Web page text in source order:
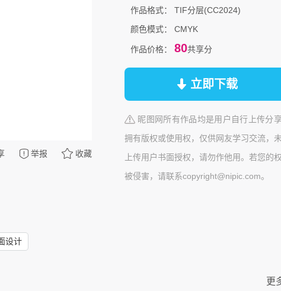
举报 收藏
作品格式：
TIF分层(CC2024)
颜色模式：
CMYK
作品价格： 80共享分
立即下载
昵图网所有作品均是用户自行上传分
拥有版权或使用权，仅供网友学习交流，
上传用户书面授权，请勿作他用。若您的
被侵害，请联系copyright@nipic.com。
设计
更